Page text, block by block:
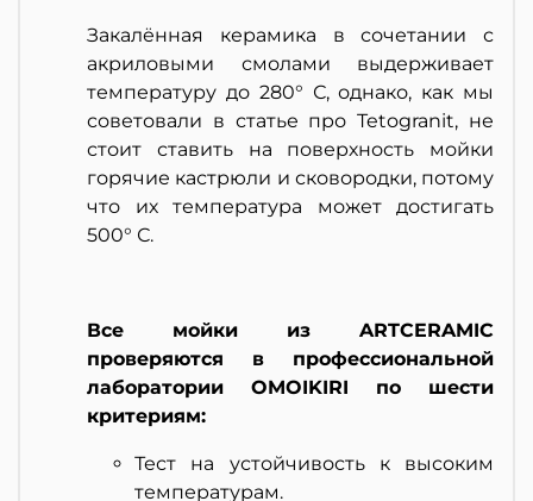
Закалённая керамика в сочетании с
акриловыми смолами выдерживает
температуру до 280° С, однако, как мы
советовали в статье про Tetogranit, не
стоит ставить на поверхность мойки
горячие кастрюли и сковородки, потому
что их температура может достигать
500° С.
Все мойки из ARTCERAMIC
проверяются в профессиональной
лаборатории OMOIKIRI по шести
критериям:
Тест на устойчивость к высоким
температурам.